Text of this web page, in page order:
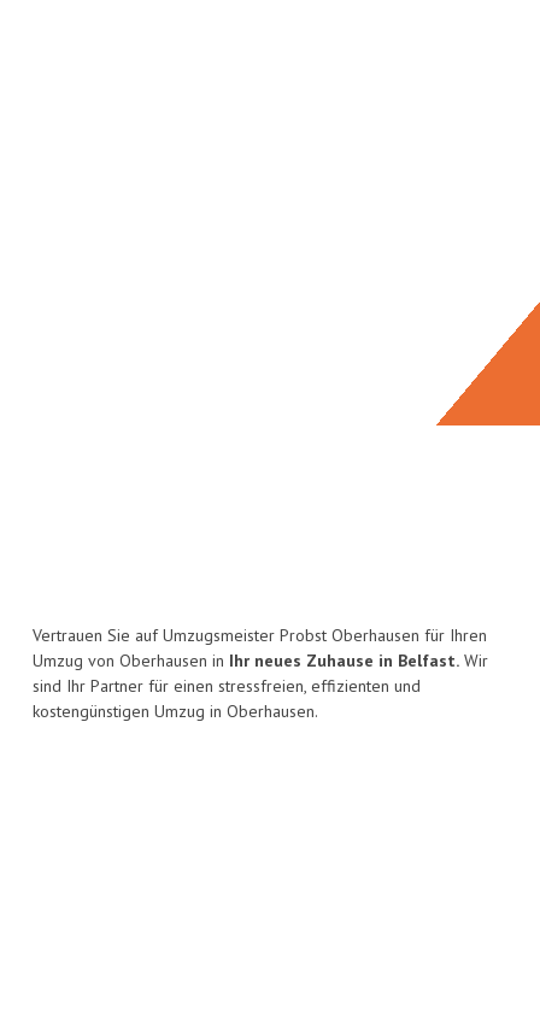
Vertrauen Sie auf Umzugsmeister Probst Oberhausen für Ihren
Umzug von Oberhausen in Ihr neues Zuhause in Belfast. Wir
sind Ihr Partner für einen stressfreien, effizienten und
kostengünstigen Umzug in Oberhausen.